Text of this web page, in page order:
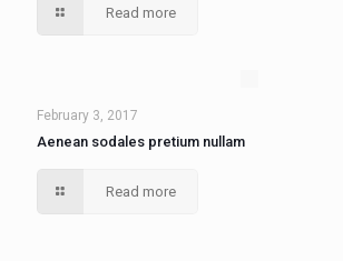
Read more
February 3, 2017
Aenean sodales pretium nullam
Read more